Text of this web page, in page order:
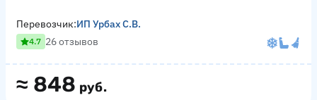
≈ 848 руб.
Перевозчик:ИП Урбах С.В.
4.7 26 отзывов